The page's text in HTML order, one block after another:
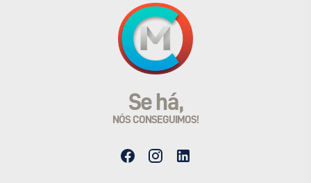
Se há,
NÓS CONSEGUIMOS!